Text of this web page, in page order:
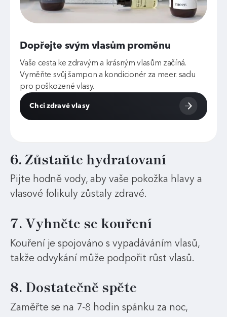
Dopřejte svým vlasům proměnu
Vaše cesta ke zdravým a krásným vlasům začíná.
Vyměňte svůj šampon a kondicionér za meer. sadu
pro poškozené vlasy.
Chci zdravé vlasy
6. Zůstaňte hydratovaní
Pijte hodně vody, aby vaše pokožka hlavy a
vlasové folikuly zůstaly zdravé.
7. Vyhněte se kouření
Kouření je spojováno s vypadáváním vlasů,
takže odvykání může podpořit růst vlasů.
8. Dostatečně spěte
Zaměřte se na 7-8 hodin spánku za noc,